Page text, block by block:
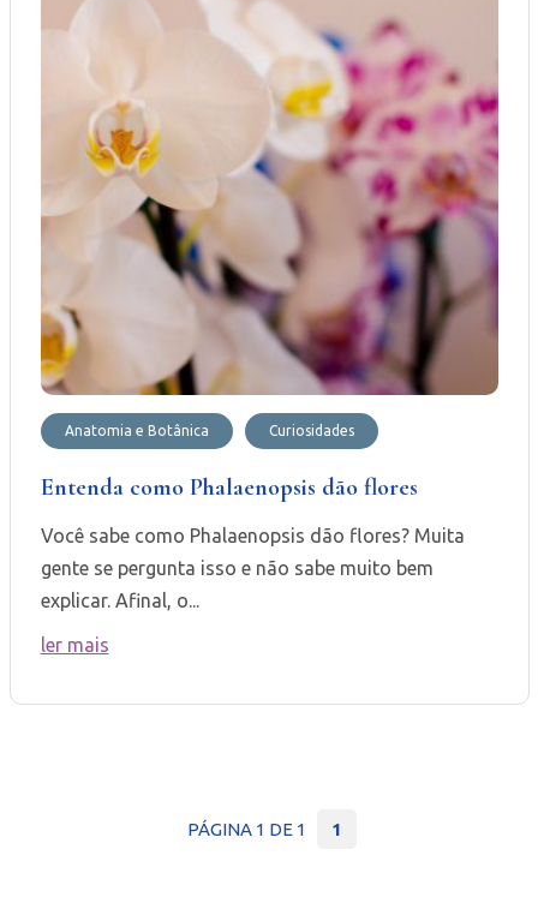
Anatomia e Botânica Curiosidades
Entenda como Phalaenopsis dão flores
Você sabe como Phalaenopsis dão flores? Muita
gente se pergunta isso e não sabe muito bem
explicar. Afinal, o...
ler mais
PÁGINA 1 DE 1 1